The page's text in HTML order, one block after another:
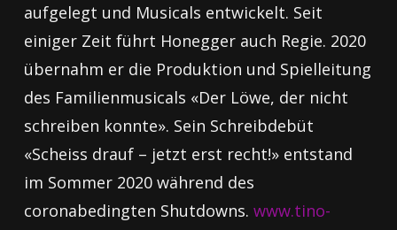
aufgelegt und Musicals entwickelt. Seit
einiger Zeit führt Honegger auch Regie. 2020
übernahm er die Produktion und Spielleitung
des Familienmusicals «Der Löwe, der nicht
schreiben konnte». Sein Schreibdebüt
«Scheiss drauf – jetzt erst recht!» entstand
im Sommer 2020 während des
coronabedingten Shutdowns. www.tino-